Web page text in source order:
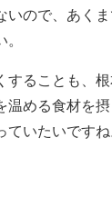
いので、あく
することも、
温める食材を
いたいですね